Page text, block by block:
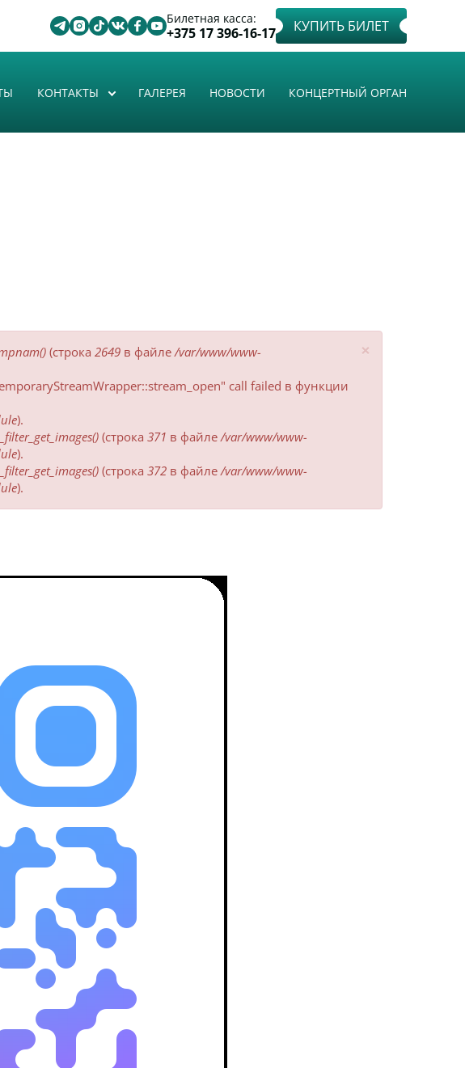
Билетная касса:
+375 17 396-16-17 КУПИТЬ БИЛЕТ
КОНТАКТЫ ГАЛЕРЕЯ НОВОСТИ КОНЦЕРТНЫЙ ОРГАН
×
(строка 2649 в файле/var/www/www-
call failed в функции
).
(строка 371 в файле/var/www/www-
).
(строка 372 в файле/var/www/www-
).